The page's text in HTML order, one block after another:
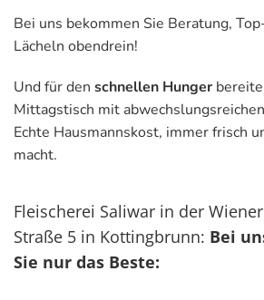
Bei uns be­kom­men Sie Be­ra­tung,
Lä­cheln oben­drein!
Und für den schnel­len Hun­ger
Mit­tags­tisch mit ab­wechs­lungs­rei­chen
Echte Haus­manns­kost, immer frisch
macht.
Fleischerei Saliwar in der
Straße 5 in Kottingbrunn: Bei
Sie nur das Beste: